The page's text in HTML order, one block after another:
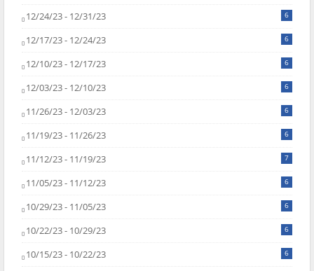
12/24/23 - 12/31/23 6
12/17/23 - 12/24/23 6
12/10/23 - 12/17/23 6
12/03/23 - 12/10/23 6
11/26/23 - 12/03/23 6
11/19/23 - 11/26/23 6
11/12/23 - 11/19/23 7
11/05/23 - 11/12/23 6
10/29/23 - 11/05/23 6
10/22/23 - 10/29/23 6
10/15/23 - 10/22/23 6